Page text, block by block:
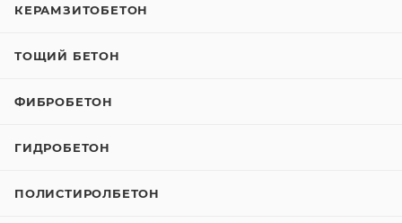
КЕРАМЗИТОБЕТОН
ТОЩИЙ БЕТОН
ФИБРОБЕТОН
ГИДРОБЕТОН
ПОЛИСТИРОЛБЕТОН